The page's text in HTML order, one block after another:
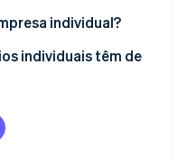
individual?
individuais têm de